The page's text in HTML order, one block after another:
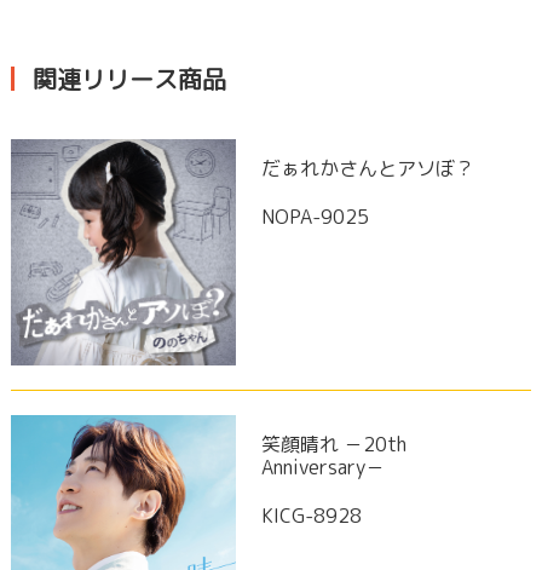
関連リリース商品
だぁれかさんとアソぼ？
NOPA-9025
笑顔晴れ －20th
Anniversary－
KICG-8928